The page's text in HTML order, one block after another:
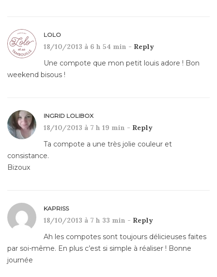
LOLO
18/10/2013 à 6 h 54 min - Reply
Une compote que mon petit louis adore ! Bon
weekend bisous !
INGRID LOLIBOX
18/10/2013 à 7 h 19 min - Reply
Ta compote a une très jolie couleur et
consistance.
Bizoux
KAPRISS
18/10/2013 à 7 h 33 min - Reply
Ah les compotes sont toujours délicieuses faites
par soi-même. En plus c’est si simple à réaliser ! Bonne
journée